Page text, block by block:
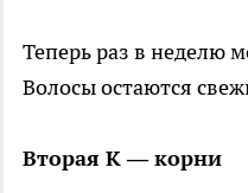
Теперь раз в неделю
Волосы остаются
Вторая К — корни